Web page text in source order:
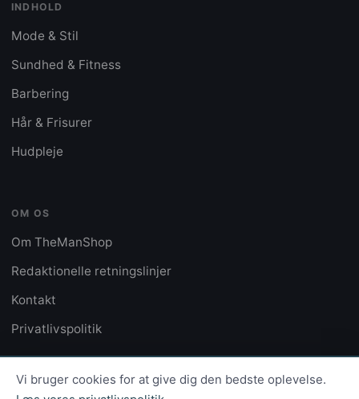
INDHOLD
Mode & Stil
Sundhed & Fitness
Barbering
Hår & Frisurer
Hudpleje
OM OS
Om TheManShop
Redaktionelle retningslinjer
Kontakt
Privatlivspolitik
Vi bruger cookies for at give dig den bedste oplevelse.